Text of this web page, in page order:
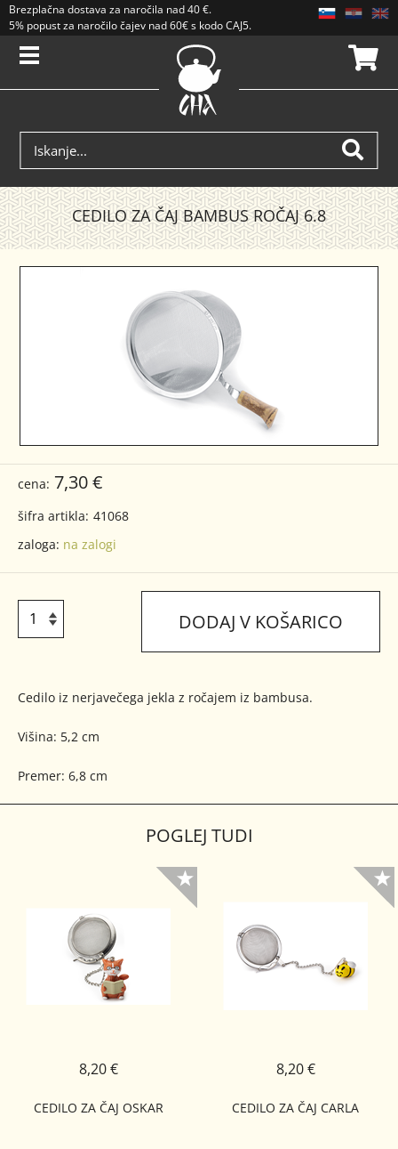
Brezplačna dostava za naročila nad40 €.
5% popust za naročilo čajev nad 60€ s kodo CAJ5. Popusti se ne seštevajo.
CEDILO ZA ČAJ BAMBUS ROČAJ 6.8
cena: 7,30 €
šifra artikla: 41068
zaloga: na zalogi
DODAJ V KOŠARICO
Cedilo iz nerjavečega jekla z ročajem iz bambusa.
Višina: 5,2 cm
Premer: 6,8 cm
POGLEJ TUDI
CEDILO ZA ČAJ OSKAR
8,20 €
CEDILO ZA ČAJ CARLA
8,20 €